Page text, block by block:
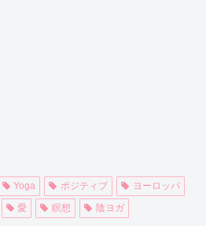
Yoga ポジティブ
ヨーロッパ
愛 瞑想 陰ヨガ